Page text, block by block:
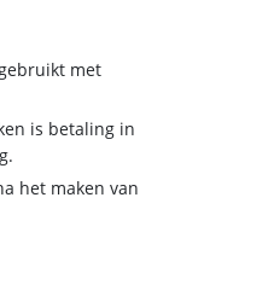
met
is betaling in
het maken van